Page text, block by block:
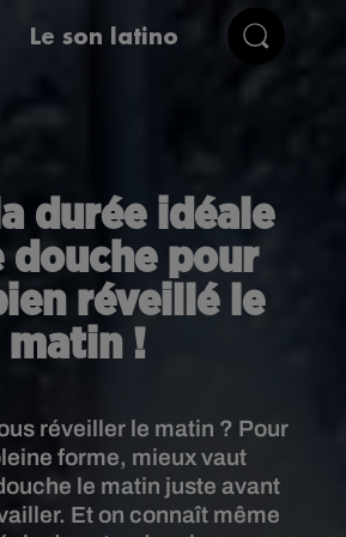
Le son latino
durée idéale
douche pour
réveillé le
matin !
réveiller le matin ? Pour
forme, mieux vaut
le matin juste avant
Et on connaît même